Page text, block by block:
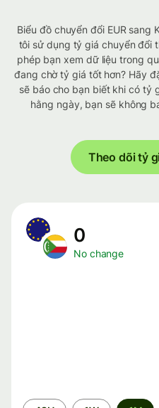
Biểu đồ chuyển đổi EUR
tôi sử dụng tỷ giá chuyển đổi
phép bạn xem dữ liệu trong
đang chờ tỷ giá tốt hơn? Hãy
sẽ báo cho bạn biết khi có tỷ
hằng ngày, bạn sẽ không
Theo dõi tỷ
0
No change
Time